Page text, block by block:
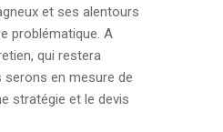
et ses alentours
problématique. A
qui restera
serons en mesure de
stratégie et le devis